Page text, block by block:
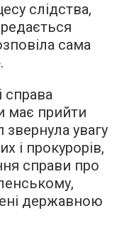
слідства,
сама
справа
має прийти
увагу
і прокурорів,
справи про
державною